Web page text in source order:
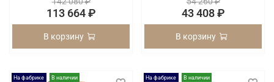
113 664 ₽
В корзину
43 408 ₽
В корзину
На фабрике В наличии На фабрике В наличии